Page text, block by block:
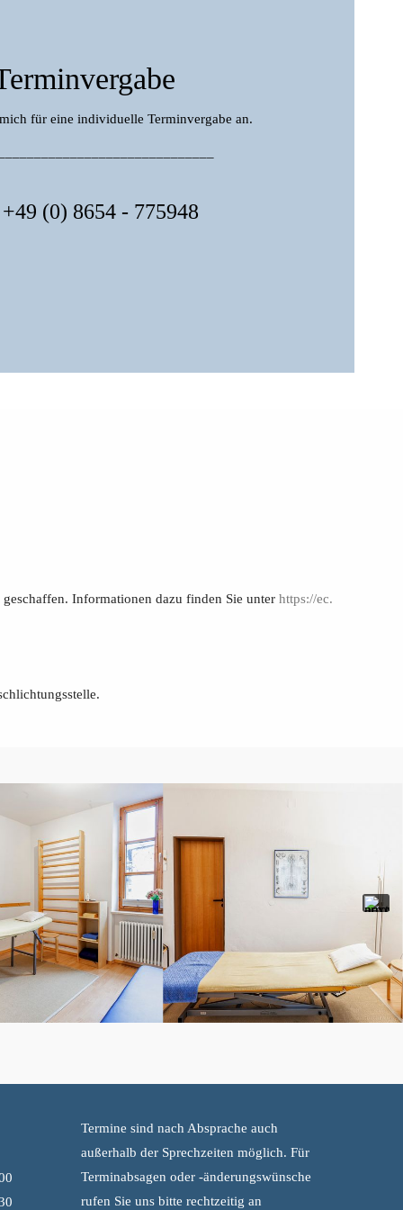
für eine individuelle Terminvergabe an.
+49 (0) 8654 - 775948
Informationen dazu finden Sie unter https://​ec.​
Termine sind nach Absprache auch
außerhalb der Sprechzeiten möglich. Für
Terminabsagen oder -änderungswünsche
rufen Sie uns bitte rechtzeitig an